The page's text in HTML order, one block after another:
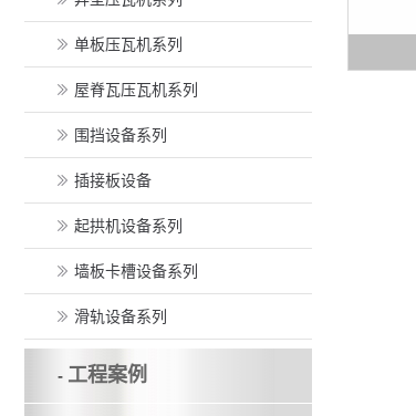
单板压瓦机系列
屋脊瓦压瓦机系列
围挡设备系列
插接板设备
起拱机设备系列
墙板卡槽设备系列
滑轨设备系列
- 工程案例